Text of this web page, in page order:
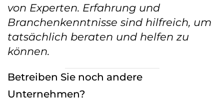
von Experten. Erfahrung und
Branchenkenntnisse sind hilfreich, um
tatsächlich beraten und helfen zu
können.
Betreiben Sie noch andere
Unternehmen?